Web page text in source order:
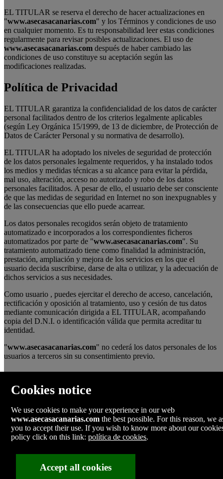
EL TITULAR se reserva el derecho de hacer actualizaciones en
"www.asecasacanarias.com" y los Términos y condiciones de uso
en cualquier momento. Es tu responsabilidad leer estas condiciones
regularmente para revisar posibles actualizaciones. El uso de
www.asecasacanarias.com después de haber cambiado las
condiciones de uso constituye su aceptación según las
modificaciones realizadas.
Política de Privacidad
EL TITULAR garantiza la confidencialidad de los datos de carácter
personal facilitados dentro de los criterios legalmente aplicables
(según Ley Orgánica 15/1999, de 13 de diciembre, de Protección de
Datos de Carácter Personal y su normativa de desarrollo).
EL TITULAR ha adoptado los niveles de seguridad de protección
de los datos personales legalmente requeridos, y ha instalado todos
los medios y medidas técnicas a su alcance para evitar la pérdida,
mal uso, alteración, acceso no autorizado y robo de los datos
personales facilitados. A pesar de ello, el usuario debe ser consciente
de que las medidas de seguridad en Internet no son inexpugnables y
de las consecuencias que ello puede acarrear.
Los datos personales recogidos serán objeto de tratamiento
automatizado e incorporados a los correspondientes ficheros
automatizados por parte de "www.asecasacanarias.com". Su
tratamiento automatizado tiene como finalidad la administración,
prestación, ampliación y mejora de los servicios en los que el
usuario decida suscribirse, darse de alta o utilizar, y la adecuación de
dichos servicios a sus necesidades.
Como usuario , puedes ejercitar el derecho de acceso, cancelación,
rectificación y oposición al tratamiento, uso y cesión de tus datos
mediante comunicación dirigida a EL TITULAR, acompañando
copia del D.N.I. o identificación válida que permita acreditar tu
identidad.
"www.asecasacanarias.com" no cederá los datos personales de los
usuarios a terceros sin su consentimiento previo.
Call us:
Fill out the contact form
info@asecasacanarias.com
Cookies notice
We use cookies to make your experience in our web
www.asecasacanarias.com the best possible. For this reason, we
you to accept their use. If you wish to know more about our
policy click on this link:política de cookies.
Accept all cookies